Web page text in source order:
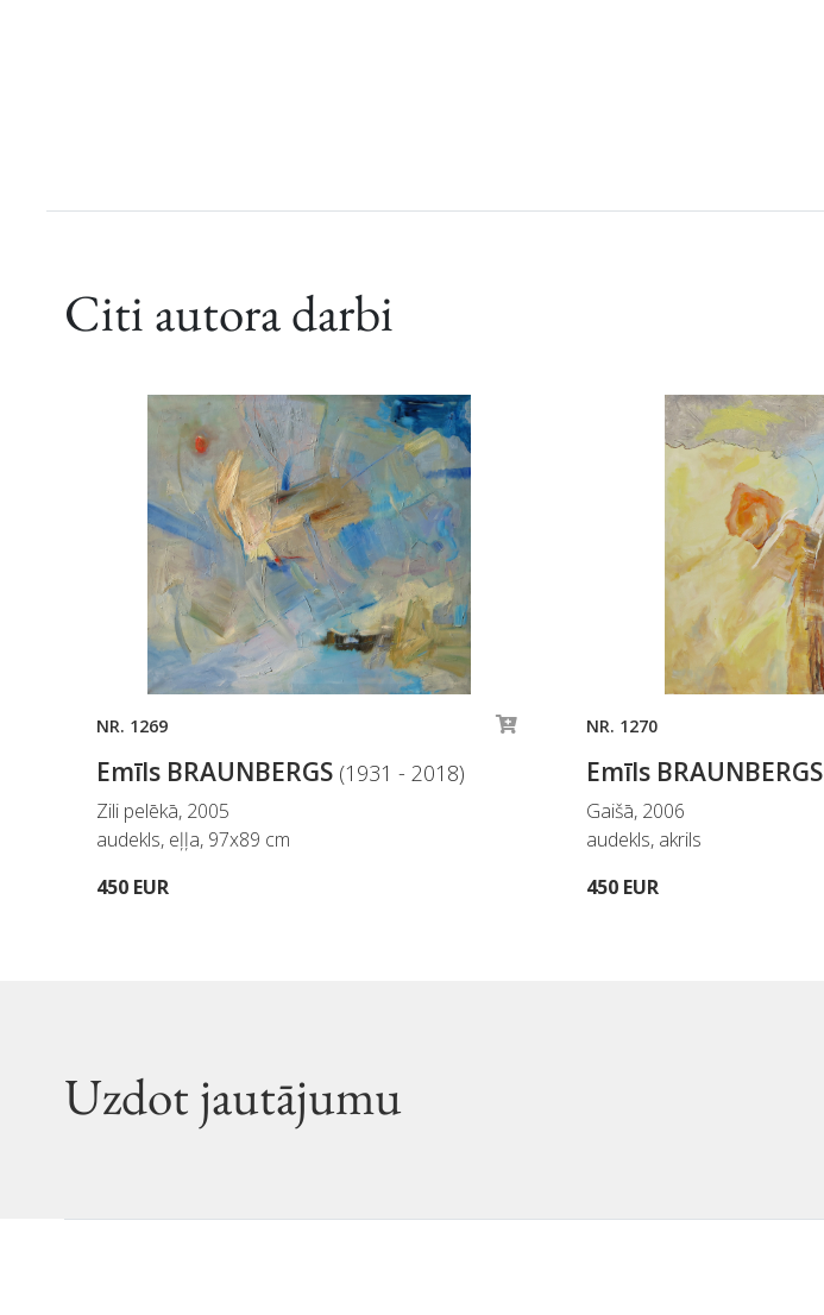
Citi autora darbi
NR. 1269
Emīls BRAUNBERGS (1931 - 2018)
Zili pelēkā, 2005
audekls, eļļa, 97x89 cm
450 EUR
NR. 1270
Emīls BRAUNBERGS
Gaišā, 2006
audekls, akrils
450 EUR
Uzdot jautājumu